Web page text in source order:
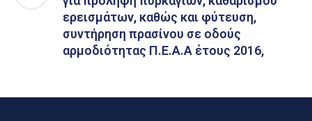
ερεισµάτων, καθώς και φύτευση,
συντήρηση πρασίνου σε οδούς
αρµοδιότητας Π.Ε.Α.Α έτους 2016,